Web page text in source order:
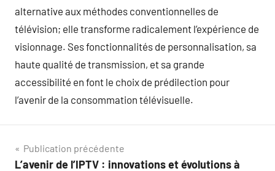
alternative aux méthodes conventionnelles de
télévision; elle transforme radicalement l’expérience de
visionnage. Ses fonctionnalités de personnalisation, sa
haute qualité de transmission, et sa grande
accessibilité en font le choix de prédilection pour
l’avenir de la consommation télévisuelle.
Navigation
Publication précédente
L’avenir de l’IPTV : innovations et évolutions à